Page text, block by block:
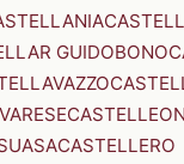
GUIDOBONO
CASTELLERO